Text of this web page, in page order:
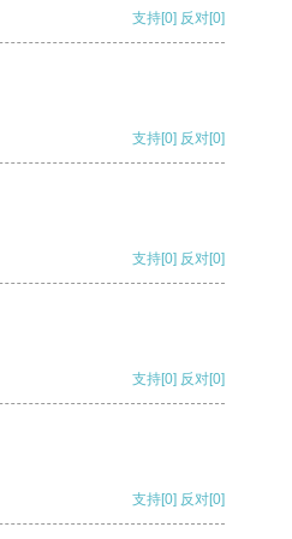
支持[0] 反对[0]
支持[0] 反对[0]
支持[0] 反对[0]
支持[0] 反对[0]
支持[0] 反对[0]